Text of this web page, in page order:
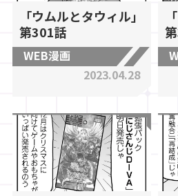
「ウムルとタウィル」
第301話
WEB漫画
2023.04.28